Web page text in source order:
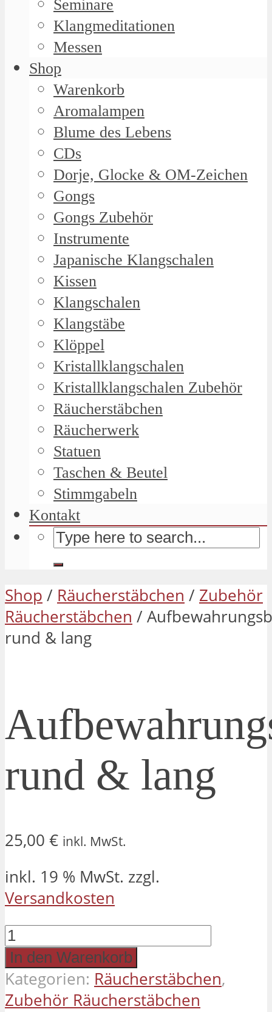
Seminare
Klangmeditationen
Messen
Shop
Warenkorb
Aromalampen
Blume des Lebens
CDs
Dorje, Glocke & OM-Zeichen
Gongs
Gongs Zubehör
Instrumente
Japanische Klangschalen
Kissen
Klangschalen
Klangstäbe
Klöppel
Kristallklangschalen
Kristallklangschalen Zubehör
Räucherstäbchen
Räucherwerk
Statuen
Taschen & Beutel
Stimmgabeln
Kontakt
Shop / Räucherstäbchen / Zubehör
Räucherstäbchen /
rund & lang
rund & lang
25,00 € inkl. MwSt.
inkl. 19 % MwSt. zzgl.
Versandkosten
Aufbewahrungsbox
rund
&
lang
In den Warenkorb
Kategorien: Räucherstäbchen,
Zubehör Räucherstäbchen